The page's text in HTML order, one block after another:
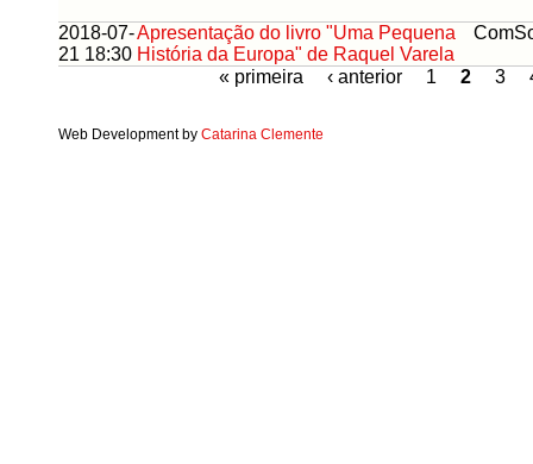
2018-07-
21 18:30
Apresentação do livro "Uma Pequena
História da Europa" de Raquel Varela
« primeira ‹ anterior 1 2 3
Web Development by Catarina Clemente